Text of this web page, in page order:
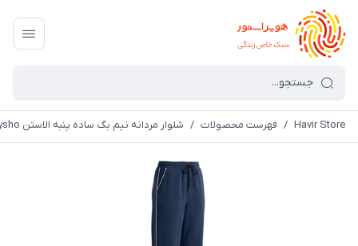
Havir Store
/ فهرست محصولات / شلوار مردانه نیم بگ ساده پنبه الاستن Oysho